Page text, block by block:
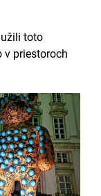
toto
v priestoroch